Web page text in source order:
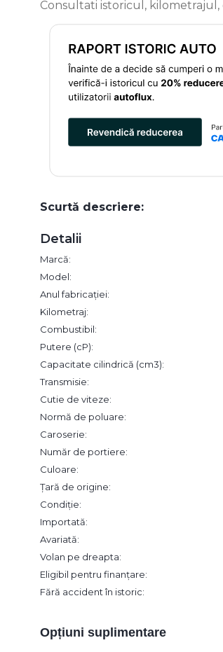
Consultati istoricul, kilometrajul,
Scurtă descriere:
Detalii
Marcă:
Model:
Anul fabricației:
Kilometraj:
Combustibil:
Putere (cP):
Capacitate cilindrică (cm3):
Transmisie:
Cutie de viteze:
Normă de poluare:
Caroserie:
Număr de portiere:
Culoare:
Țară de origine:
Condiție:
Importată:
Avariată:
Volan pe dreapta:
Eligibil pentru finanțare:
Fără accident în istoric:
Opțiuni suplimentare